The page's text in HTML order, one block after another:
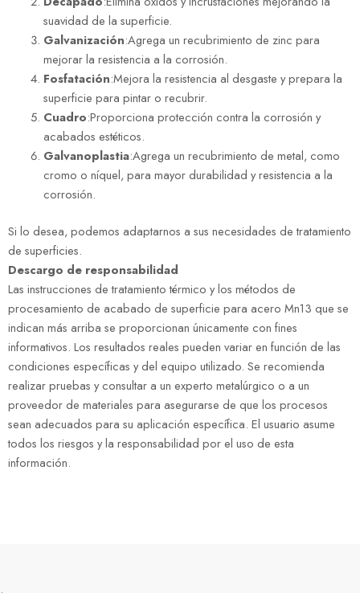
suavidad de la superficie.
Galvanización:Agrega un recubrimiento de zinc para
mejorar la resistencia a la corrosión.
Fosfatación:Mejora la resistencia al desgaste y prepara la
superficie para pintar o recubrir.
Cuadro:Proporciona protección contra la corrosión y
acabados estéticos.
Galvanoplastia:Agrega un recubrimiento de metal, como
cromo o níquel, para mayor durabilidad y resistencia a la
corrosión.
Si lo desea, podemos adaptarnos a sus necesidades de tratamiento
de superficies.
Descargo de responsabilidad
Las instrucciones de tratamiento térmico y los métodos de
procesamiento de acabado de superficie para acero Mn13 que se
indican más arriba se proporcionan únicamente con fines
informativos. Los resultados reales pueden variar en función de las
condiciones específicas y del equipo utilizado. Se recomienda
realizar pruebas y consultar a un experto metalúrgico o a un
proveedor de materiales para asegurarse de que los procesos
sean adecuados para su aplicación específica. El usuario asume
todos los riesgos y la responsabilidad por el uso de esta
información.